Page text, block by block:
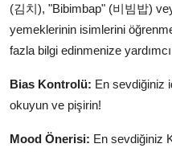
(김치), "Bibimbap" (비빔밥)
yemeklerinin isimlerini
fazla bilgi edinmenize
Bias Kontrolü: En sevdiğiniz
okuyun ve pişirin!
Mood Önerisi: En sevdiğiniz